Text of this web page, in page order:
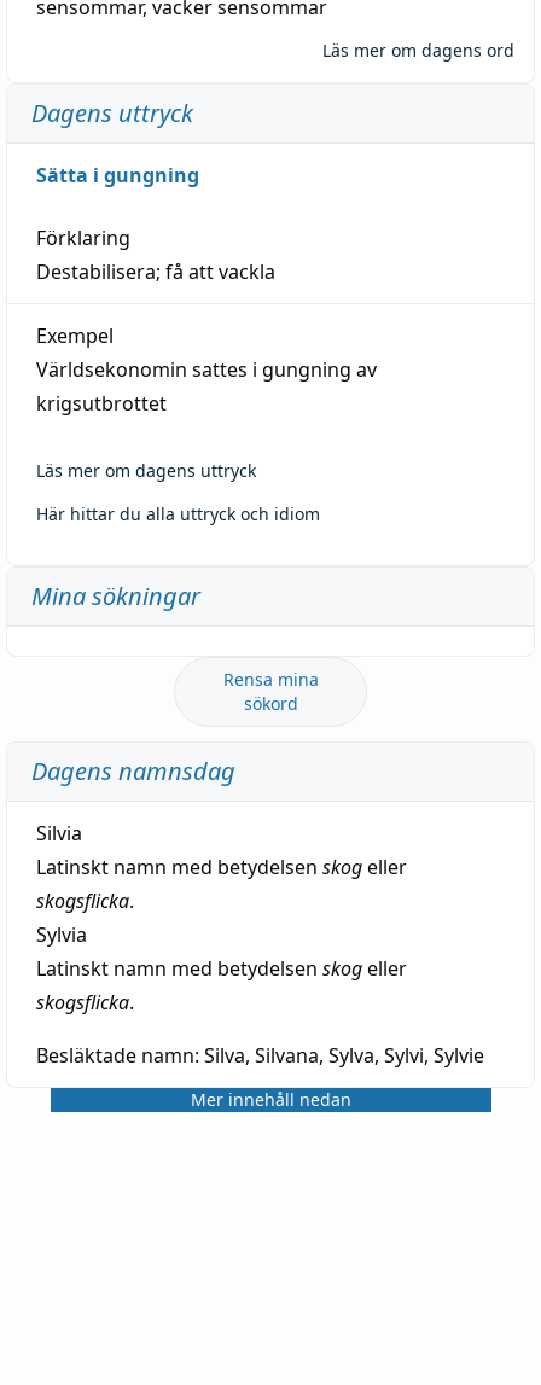
sensommar, vacker sensommar
Läs mer om dagens ord
Dagens uttryck
Sätta i gungning
Förklaring
Destabilisera; få att vackla
Exempel
Världsekonomin sattes i gungning av
krigsutbrottet
Läs mer om dagens uttryck
Här hittar du alla uttryck och idiom
Mina sökningar
Rensa mina
sökord
Dagens namnsdag
Silvia
Latinskt namn med betydelsen skogeller
skogsflicka.
Sylvia
Latinskt namn med betydelsen skogeller
skogsflicka.
Besläktade namn: Silva, Silvana, Sylva, Sylvi, Sylvie
Mer innehåll nedan